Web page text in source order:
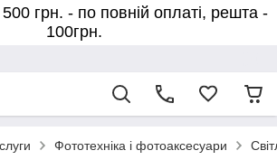
грн. - по повній оплаті, решта -
100грн.
Фототехніка і фотоаксесуари